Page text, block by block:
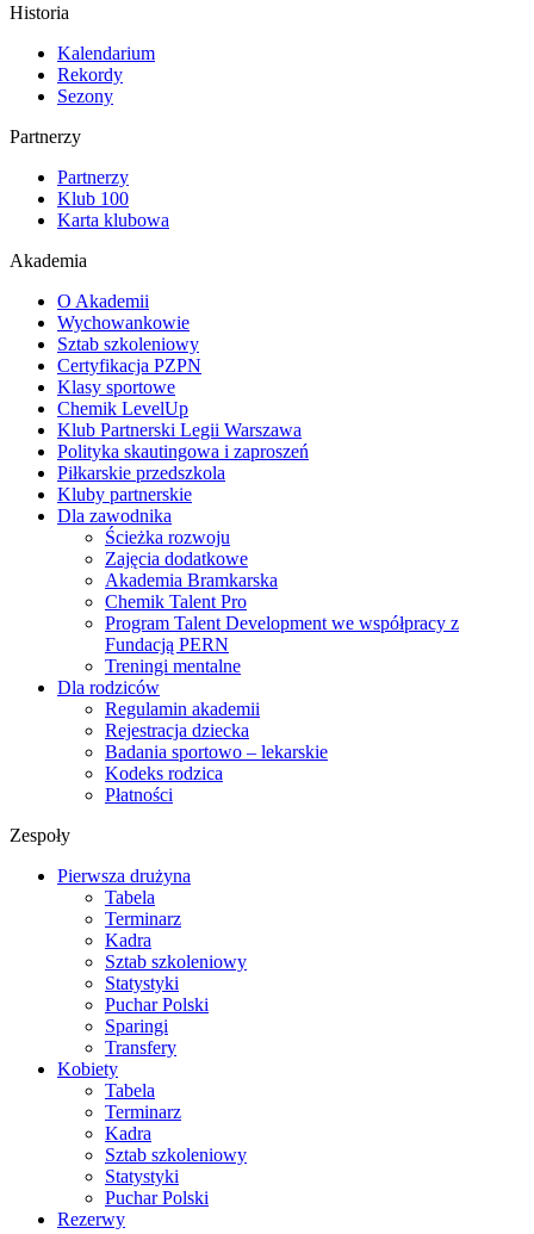
Historia
Kalendarium
Rekordy
Sezony
Partnerzy
Partnerzy
Klub 100
Karta klubowa
Akademia
O Akademii
Wychowankowie
Sztab szkoleniowy
Certyfikacja PZPN
Klasy sportowe
Chemik LevelUp
Klub Partnerski Legii Warszawa
Polityka skautingowa i zaproszeń
Piłkarskie przedszkola
Kluby partnerskie
Dla zawodnika
Ścieżka rozwoju
Zajęcia dodatkowe
Akademia Bramkarska
Chemik Talent Pro
Program Talent Development we współpracy z
Fundacją PERN
Treningi mentalne
Dla rodziców
Regulamin akademii
Rejestracja dziecka
Badania sportowo – lekarskie
Kodeks rodzica
Płatności
Zespoły
Pierwsza drużyna
Tabela
Terminarz
Kadra
Sztab szkoleniowy
Statystyki
Puchar Polski
Sparingi
Transfery
Kobiety
Tabela
Terminarz
Kadra
Sztab szkoleniowy
Statystyki
Puchar Polski
Rezerwy